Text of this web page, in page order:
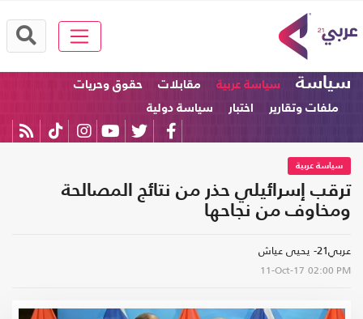
سياسة سياسة عربية مقابلات
حقوق وحريات
ملفات وتقارير
اختبار سياسة دولية
سياسة عربية
ترقب إسرائيلي حذر من نتائج المصالحة
ومخاوف من نجاحها
عربي21- يحيى عياش
11-Oct-17 02:00 PM